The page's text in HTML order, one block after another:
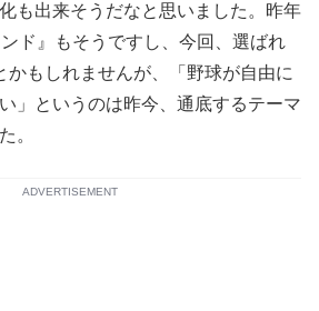
も出来そうだなと思いました。昨年
ド』もそうですし、今回、選ばれ
かもしれませんが、「野球が自由に
」というのは昨今、通底するテーマ
。
ADVERTISEMENT